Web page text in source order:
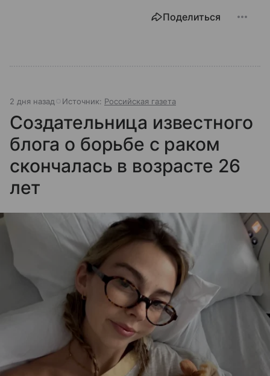
Поделиться
2 дня назад Источник: Российская газета
Создательница известного
блога о борьбе с раком
скончалась в возрасте 26
лет